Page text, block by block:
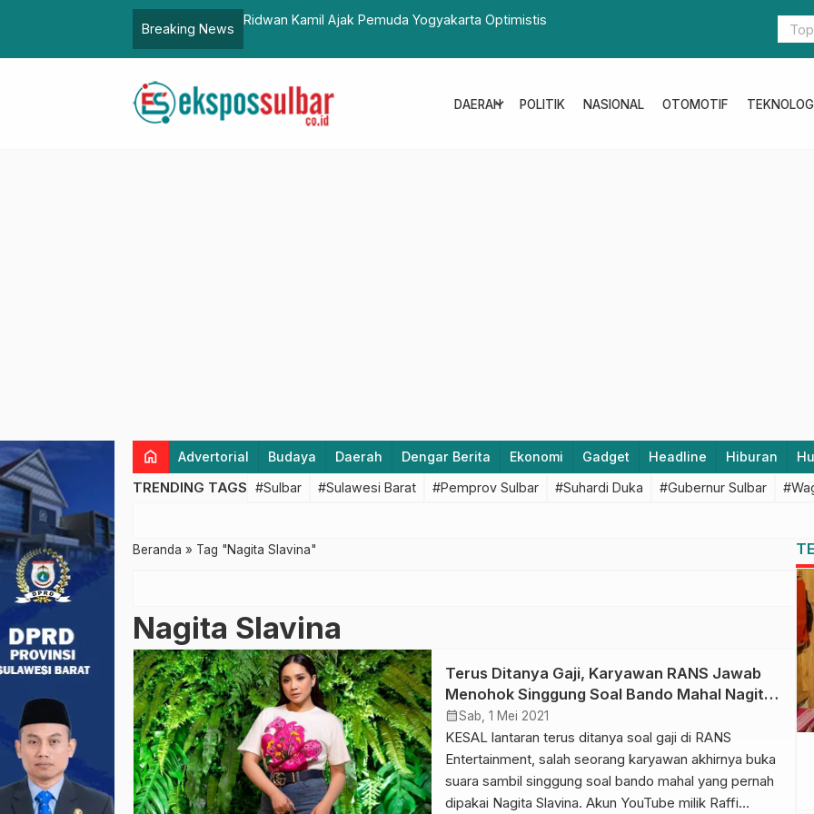
Breaking News
Ridwan Kamil Ajak Pemuda Yogyakarta Optimistis
Semarak
DAERAH
expand_more POLITIK NASIONAL OTOMOTIF
home Advertorial Budaya Daerah Dengar Berita Ekonomi Gadget Headline Hiburan
TRENDING TAGS #Sulbar #Sulawesi Barat #Pemprov Sulbar #Suhardi Duka #Gubernur Sulbar
Beranda » Tag "Nagita Slavina"
Nagita Slavina
Terus Ditanya Gaji, Karyawan RANS Jawab
Menohok Singgung Soal Bando Mahal Nagita
Slavina
calendar_monthSab, 1 Mei 2021
KESAL lantaran terus ditanya soal gaji di RANS
Entertainment, salah seorang karyawan akhirnya buka
suara sambil singgung soal bando mahal yang pernah
dipakai Nagita Slavina. Akun YouTube milik Raffi